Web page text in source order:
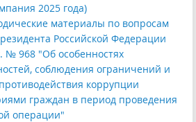
2025 года)
материалы по вопросам
Российской Федерации
№ 968 "Об особенностях
соблюдения ограничений и
коррупции
граждан в период проведения
операции"